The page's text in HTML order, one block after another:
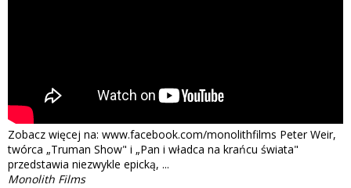
Zobacz więcej na: www.facebook.com/monolithfilms Peter Weir,
twórca „Truman Show" i „Pan i władca na krańcu świata"
przedstawia niezwykle epicką, ...
Monolith Films